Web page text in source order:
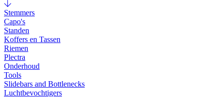
Stemmers
Capo's
Standen
Koffers en Tassen
Riemen
Plectra
Onderhoud
Tools
Slidebars and Bottlenecks
Luchtbevochtigers